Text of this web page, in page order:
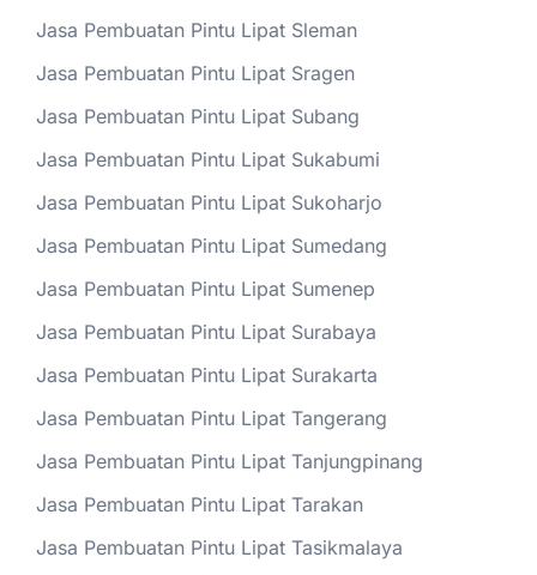
Jasa Pembuatan Pintu Lipat Sleman
Jasa Pembuatan Pintu Lipat Sragen
Jasa Pembuatan Pintu Lipat Subang
Jasa Pembuatan Pintu Lipat Sukabumi
Jasa Pembuatan Pintu Lipat Sukoharjo
Jasa Pembuatan Pintu Lipat Sumedang
Jasa Pembuatan Pintu Lipat Sumenep
Jasa Pembuatan Pintu Lipat Surabaya
Jasa Pembuatan Pintu Lipat Surakarta
Jasa Pembuatan Pintu Lipat Tangerang
Jasa Pembuatan Pintu Lipat Tanjungpinang
Jasa Pembuatan Pintu Lipat Tarakan
Jasa Pembuatan Pintu Lipat Tasikmalaya